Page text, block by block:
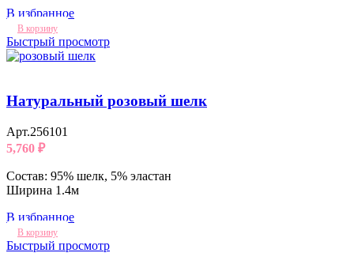
В избранное
В корзину
Быстрый просмотр
Натуральный розовый шелк
Арт.256101
5,760 ₽
Состав: 95% шелк, 5% эластан
Ширина 1.4м
В избранное
В корзину
Быстрый просмотр